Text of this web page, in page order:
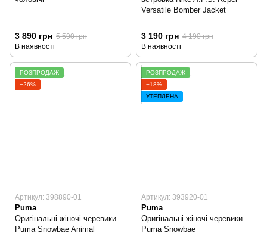
3 890 грн 5 590 грн
В наявності
Versatile Bomber Jacket
3 190 грн 4 190 грн
В наявності
РОЗПРОДАЖ
−26%
Артикул: 398890-01
Puma
Оригінальні жіночі черевики
Puma Snowbae Animal
РОЗПРОДАЖ
−18%
УТЕПЛЕНА
Артикул: 393920-01
Puma
Оригінальні жіночі черевики
Puma Snowbae